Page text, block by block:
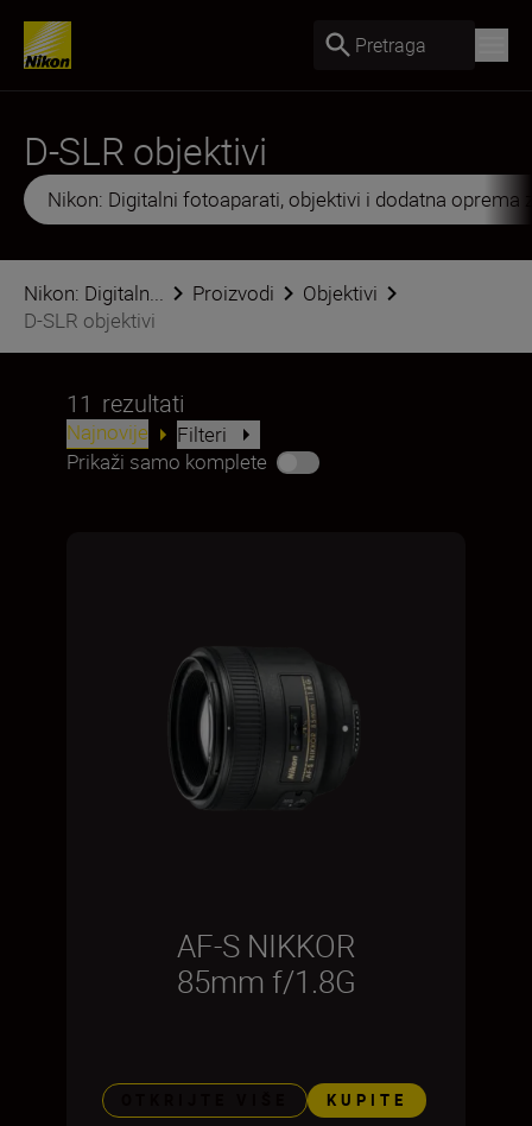
Pretraga
D-SLR objektivi
Nikon: Digitalni fotoaparati, objektivi i dodatna oprema
Nikon: Digitaln... Proizvodi
Objektivi
D-SLR objektivi
11 rezultati
Najnovije
Filteri
Prikaži samo komplete
AF-S NIKKOR
85mm f/1.8G
KUPITE